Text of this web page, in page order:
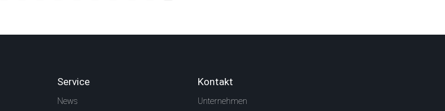
Service
News
Kontakt
Unternehmen